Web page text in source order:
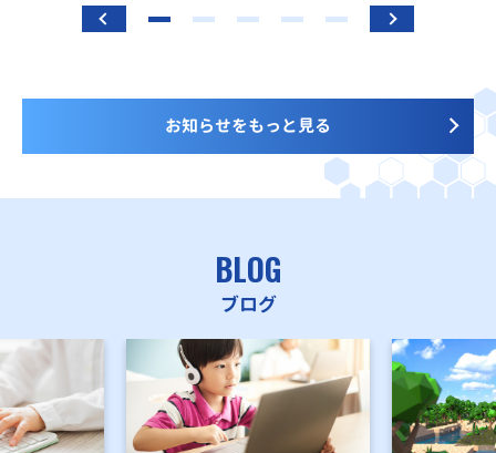
お知らせをもっと見る
BLOG
ブログ